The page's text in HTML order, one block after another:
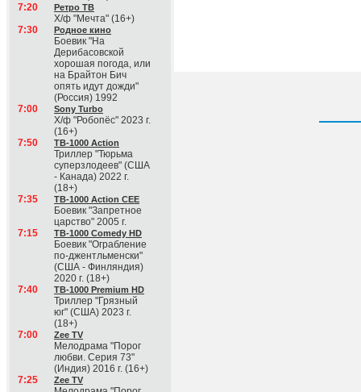
7:20
Ретро ТВ
Х/ф "Мечта" (16+)
7:30
Родное кино
Боевик "На
Дерибасовской
хорошая погода, или
на Брайтон Бич
опять идут дожди"
(Россия) 1992
7:00
Sony Turbo
Х/ф "Робопёс" 2023 г.
(16+)
7:50
ТВ-1000 Action
Триллер "Тюрьма
суперзлодеев" (США
- Канада) 2022 г.
(18+)
7:35
ТВ-1000 Action CEE
Боевик "Запретное
царство" 2005 г.
7:15
ТВ-1000 Comedy HD
Боевик "Ограбление
по-джентльменски"
(США - Финляндия)
2020 г. (18+)
7:40
ТВ-1000 Premium HD
Триллер "Грязный
юг" (США) 2023 г.
(18+)
7:00
Zee TV
Мелодрама "Порог
любви. Серия 73"
(Индия) 2016 г. (16+)
7:25
Zee TV